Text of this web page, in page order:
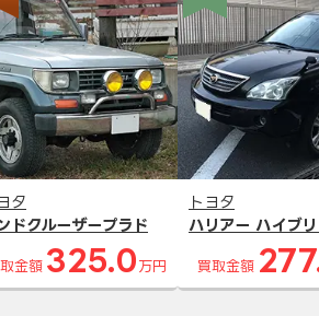
タ
ドクルーザープラド
金額 325.0 万円
トヨタ
ハリアー ハイブ
買取金額